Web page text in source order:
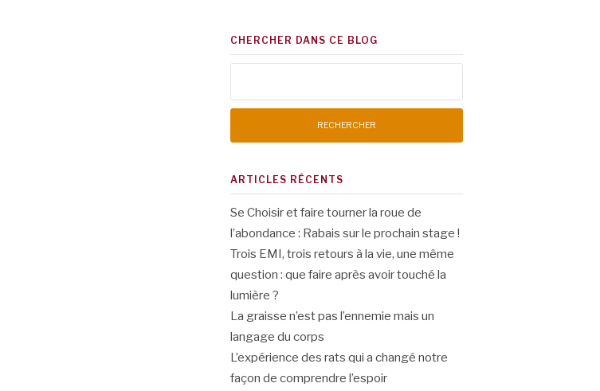
CHERCHER DANS CE BLOG
ARTICLES RÉCENTS
Se Choisir et faire tourner la roue de
l’abondance : Rabais sur le prochain stage !
Trois EMI, trois retours à la vie, une même
question : que faire après avoir touché la
lumière ?
La graisse n’est pas l’ennemie mais un
langage du corps
L’expérience des rats qui a changé notre
façon de comprendre l’espoir